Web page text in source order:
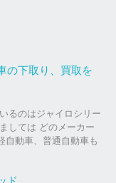
の下取り、買取を
るのはジャイロシリー
しては どのメーカー
自動車、普通自動車も